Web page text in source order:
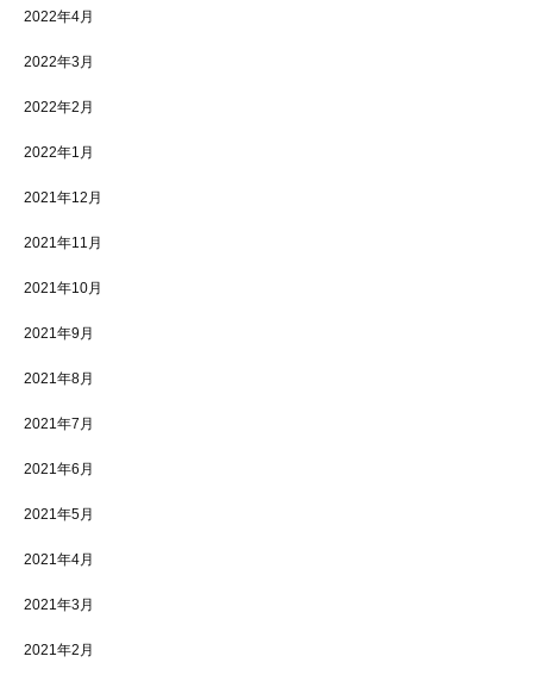
2022年4月
2022年3月
2022年2月
2022年1月
2021年12月
2021年11月
2021年10月
2021年9月
2021年8月
2021年7月
2021年6月
2021年5月
2021年4月
2021年3月
2021年2月